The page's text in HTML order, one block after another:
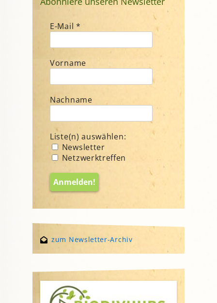
E-Mail *
Vorname
Nachname
Liste(n) auswählen:
Newsletter
Netzwerktreffen
zum Newsletter-Archiv